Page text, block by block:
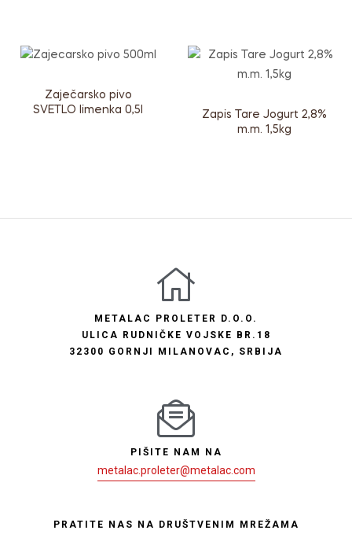
Zaječarsko pivo
SVETLO limenka 0,5l
Zapis Tare Jogurt 2,8%
m.m. 1,5kg
METALAC PROLETER D.O.O.
ULICA RUDNIČKE VOJSKE BR.18
32300 GORNJI MILANOVAC, SRBIJA
PIŠITE NAM NA
metalac.proleter@metalac.com
PRATITE NAS NA DRUŠTVENIM MREŽAMA